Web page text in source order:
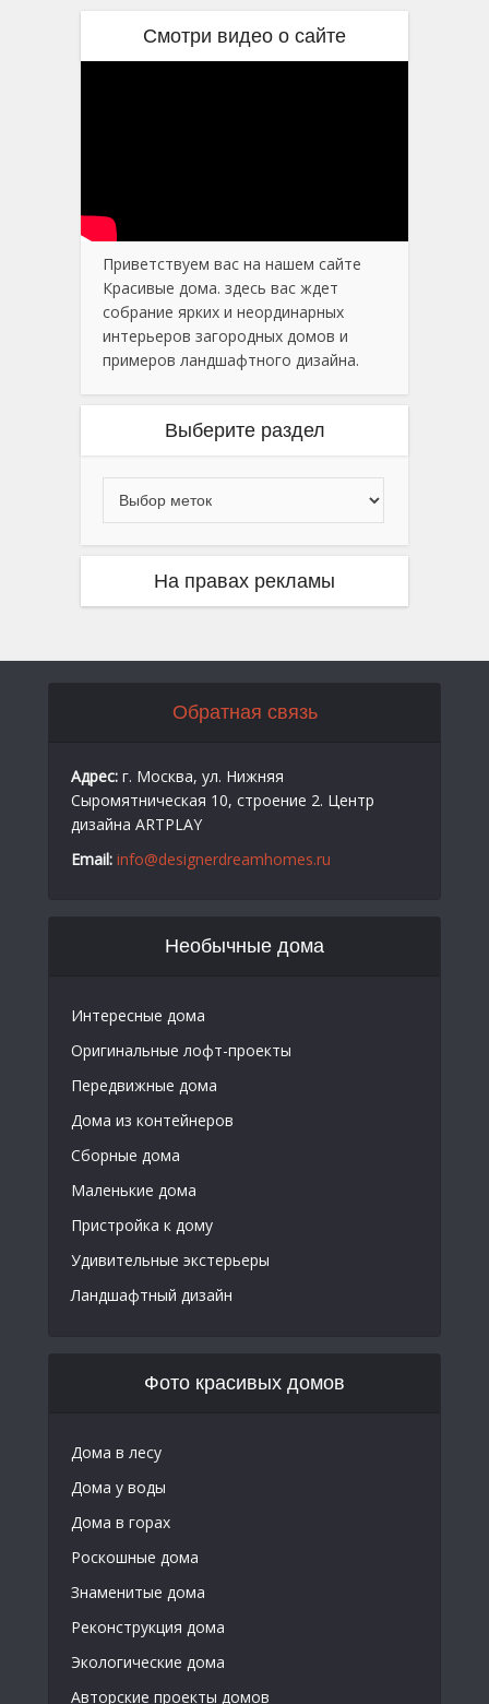
Смотри видео о сайте
Приветствуем вас на нашем сайте
Красивые дома. здесь вас ждет
собрание ярких и неординарных
интерьеров загородных домов и
примеров ландшафтного дизайна.
Выберите раздел
На правах рекламы
Обратная связь
Адрес: г. Москва, ул. Нижняя
Сыромятническая 10, строение 2. Центр
дизайна ARTPLAY
Email: info@designerdreamhomes.ru
Необычные дома
Интересные дома
Оригинальные лофт-проекты
Передвижные дома
Дома из контейнеров
Сборные дома
Маленькие дома
Пристройка к дому
Удивительные экстерьеры
Ландшафтный дизайн
Фото красивых домов
Дома в лесу
Дома у воды
Дома в горах
Роскошные дома
Знаменитые дома
Реконструкция дома
Экологические дома
Авторские проекты домов